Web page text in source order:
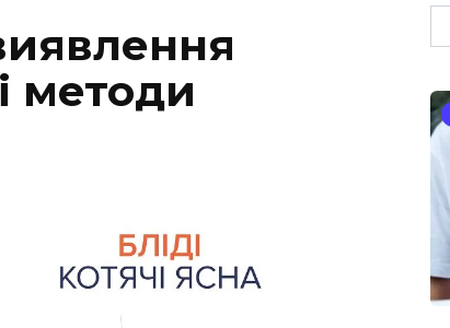
методи